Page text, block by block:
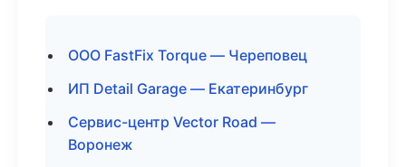
ООО FastFix Torque — Череповец
ИП Detail Garage — Екатеринбург
Сервис-центр Vector Road —
Воронеж